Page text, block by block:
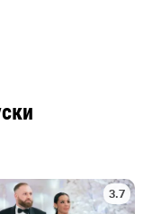
3.7